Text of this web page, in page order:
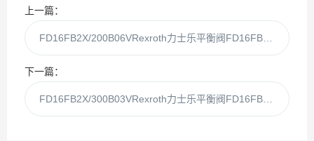
上一篇：
下一篇：